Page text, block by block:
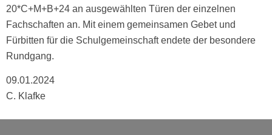
20*C+M+B+24 an ausgewählten Türen der einzelnen
Fachschaften an. Mit einem gemeinsamen Gebet und
Fürbitten für die Schulgemeinschaft endete der besondere
Rundgang.
09.01.2024
C. Klafke